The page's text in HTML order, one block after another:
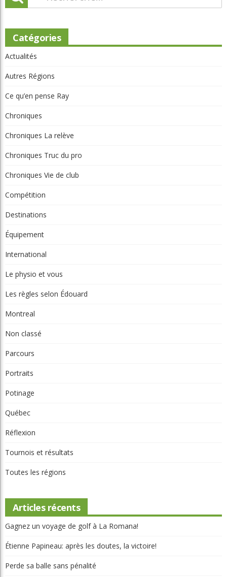
Catégories
Actualités
Autres Régions
Ce qu’en pense Ray
Chroniques
Chroniques La relève
Chroniques Truc du pro
Chroniques Vie de club
Compétition
Destinations
Équipement
International
Le physio et vous
Les règles selon Édouard
Montreal
Non classé
Parcours
Portraits
Potinage
Québec
Réflexion
Tournois et résultats
Toutes les régions
Articles récents
Gagnez un voyage de golf à La Romana!
Étienne Papineau: après les doutes, la victoire!
Perde sa balle sans pénalité